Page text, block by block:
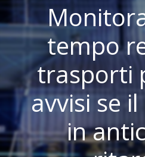
tempo
trasporti
avvisi se
in